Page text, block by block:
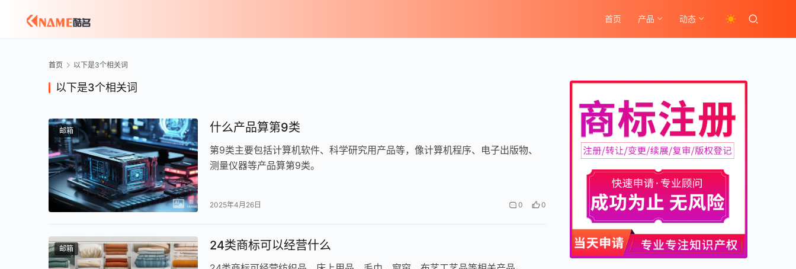
首页 产品 动态
首页 以下是3个相关词
以下是3个相关词
邮箱 什么产品算第9类
第9类主要包括计算机软件、科学研究用产品等，像计算机程序、电子出版物、
测量仪器等产品算第9类。
2025年4月26日 0 0
邮箱 24类商标可以经营什么